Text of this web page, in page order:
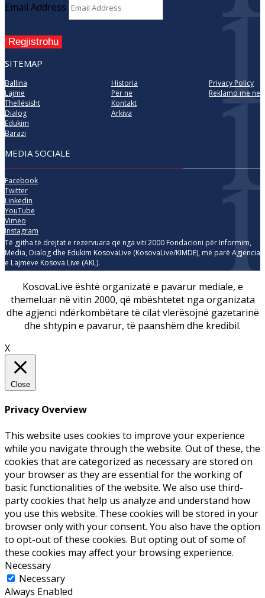
Email Address
Regjistrohu
SITEMAP
Ballina
Lajme
Thellësisht
Dialog
Edukim
Barazi
Historia
Për ne
Kontakt
Arkiva
Privacy Policy
Reklamo me ne
MEDIA SOCIALE
Facebook
Twitter
Linkedin
YouTube
Vimeo
Instagram
Të gjitha të drejtat e rezervuara që nga viti 2000 Fondacioni për Informim,
Media, Dialog dhe Edukim KosovaLive (KosovaLive/KIMDE), më parë Agjencia
e Lajmeve Kosova Live (AKL).
KosovaLive është organizatë e pavarur mediale, e
themeluar në vitin 2000, që mbështetet nga organizata
dhe agjenci ndërkombëtare të cilat vlerësojnë gazetarinë
dhe shtypin e pavarur, të paanshëm dhe kredibil.
X
Close
Privacy Overview
This website uses cookies to improve your experience
while you navigate through the website. Out of these, the
cookies that are categorized as necessary are stored on
your browser as they are essential for the working of
basic functionalities of the website. We also use third-
party cookies that help us analyze and understand how
you use this website. These cookies will be stored in your
browser only with your consent. You also have the option
to opt-out of these cookies. But opting out of some of
these cookies may affect your browsing experience.
Necessary
Necessary
Always Enabled